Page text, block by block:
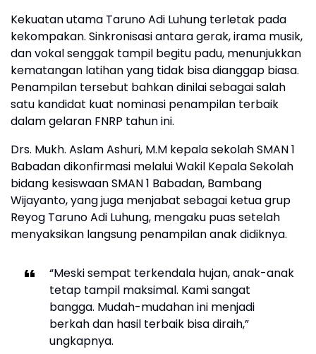
Kekuatan utama Taruno Adi Luhung terletak pada
kekompakan. Sinkronisasi antara gerak, irama musik,
dan vokal senggak tampil begitu padu, menunjukkan
kematangan latihan yang tidak bisa dianggap biasa.
Penampilan tersebut bahkan dinilai sebagai salah
satu kandidat kuat nominasi penampilan terbaik
dalam gelaran FNRP tahun ini.
Drs. Mukh. Aslam Ashuri, M.M kepala sekolah SMAN 1
Babadan dikonfirmasi melalui Wakil Kepala Sekolah
bidang kesiswaan SMAN 1 Babadan, Bambang
Wijayanto, yang juga menjabat sebagai ketua grup
Reyog Taruno Adi Luhung, mengaku puas setelah
menyaksikan langsung penampilan anak didiknya.
“Meski sempat terkendala hujan, anak-anak
tetap tampil maksimal. Kami sangat
bangga. Mudah-mudahan ini menjadi
berkah dan hasil terbaik bisa diraih,”
ungkapnya.